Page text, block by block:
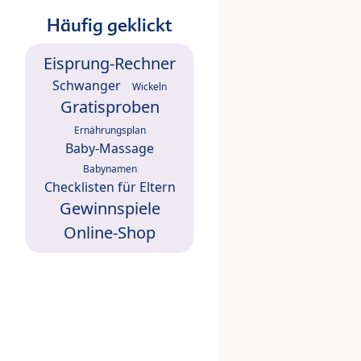
Häufig geklickt
Eisprung-Rechner
Schwanger Wickeln
Gratisproben
Ernährungsplan
Baby-Massage
Babynamen
Checklisten für Eltern
Gewinnspiele
Online-Shop